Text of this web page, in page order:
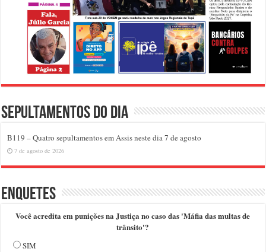
Sepultamentos do dia
B119 – Quatro sepultamentos em Assis neste dia 7 de agosto
7 de agosto de 2026
Enquetes
Você acredita em punições na Justiça no caso das 'Máfia das multas de
trânsito'?
SIM